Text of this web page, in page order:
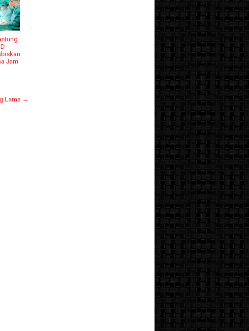
Jam
Lama →